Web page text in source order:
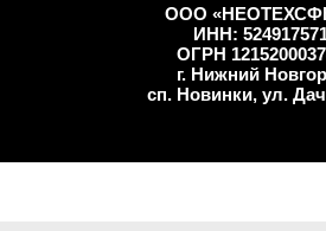
ООО
ИНН:
ОГРН
г. Нижний
сп. Новинки, ул.